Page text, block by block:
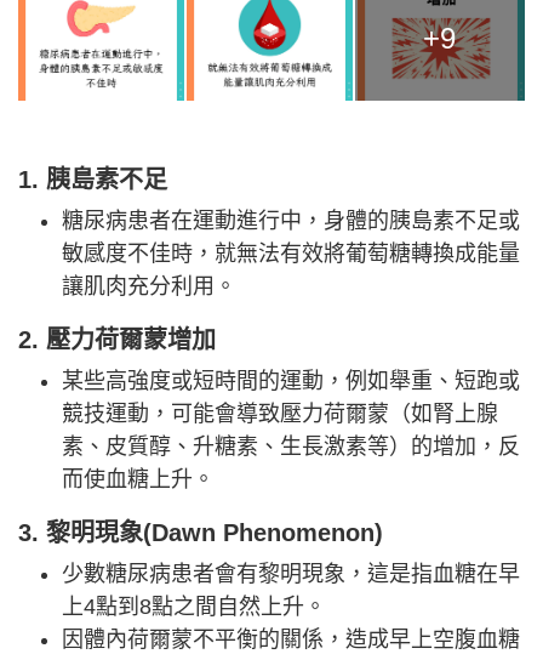
+9
1. 胰島素不足
糖尿病患者在運動進行中，身體的胰島素不足或
敏感度不佳時，就無法有效將葡萄糖轉換成能量
讓肌肉充分利用。
2. 壓力荷爾蒙增加
某些高強度或短時間的運動，例如舉重、短跑或
競技運動，可能會導致壓力荷爾蒙（如腎上腺
素、皮質醇、升糖素、生長激素等）的增加，反
而使血糖上升。
3. 黎明現象(Dawn Phenomenon)
少數糖尿病患者會有黎明現象，這是指血糖在早
上4點到8點之間自然上升。
因體內荷爾蒙不平衡的關係，造成早上空腹血糖